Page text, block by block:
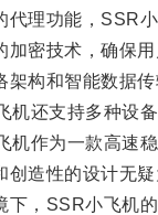
理功能，SSR小
密技术，确保用
和智能数据传
还支持多种设备
作为一款高速稳
造性的设计无疑
SSR小飞机的